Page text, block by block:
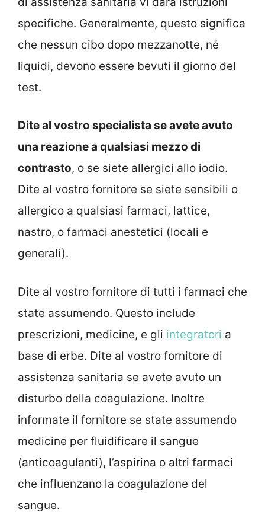
specifiche. Generalmente, questo significa
che nessun cibo dopo mezzanotte, né
liquidi, devono essere bevuti il giorno del
test.
Dite al vostro specialista se avete avuto
una reazione a qualsiasi mezzo di
contrasto, o se siete allergici allo iodio.
Dite al vostro fornitore se siete sensibili o
allergico a qualsiasi farmaci, lattice,
nastro, o farmaci anestetici (locali e
generali).
Dite al vostro fornitore di tutti i farmaci che
state assumendo. Questo include
prescrizioni, medicine, e gli integratori a
base di erbe. Dite al vostro fornitore di
assistenza sanitaria se avete avuto un
disturbo della coagulazione. Inoltre
informate il fornitore se state assumendo
medicine per fluidificare il sangue
(anticoagulanti), l’aspirina o altri farmaci
che influenzano la coagulazione del
sangue.